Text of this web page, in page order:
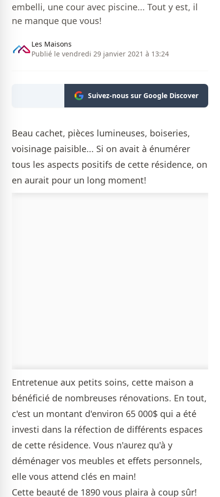
embelli, une cour avec piscine... Tout y est, il
ne manque que vous!
Les Maisons
Publié le vendredi 29 janvier 2021 à 13:24
Suivez-nous sur Google Discover
Beau cachet, pièces lumineuses, boiseries,
voisinage paisible... Si on avait à énumérer
tous les aspects positifs de cette résidence, on
en aurait pour un long moment!
Entretenue aux petits soins, cette maison a
bénéficié de nombreuses rénovations. En tout,
c'est un montant d'environ 65 000$ qui a été
investi dans la réfection de différents espaces
de cette résidence. Vous n'aurez qu'à y
déménager vos meubles et effets personnels,
elle vous attend clés en main!
Cette beauté de 1890 vous plaira à coup sûr!